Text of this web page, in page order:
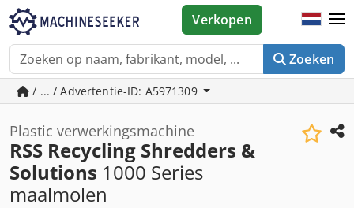
Zoeken
Verkopen
/ ... / Advertentie-ID: A5971309
Plastic verwerkingsmachine
RSS Recycling Shredders &
Solutions 1000 Series
maalmolen